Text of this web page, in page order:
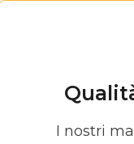
I nostri